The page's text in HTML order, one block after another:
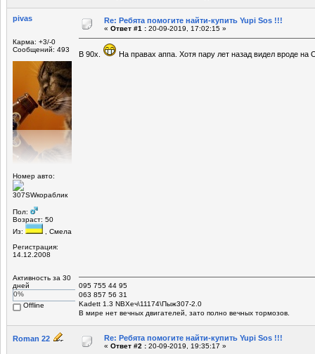
pivas
Карма: +3/-0
Сообщений: 493
Номер авто:
307SWкораблик
Пол:
Возраст: 50
Из:
, Смела
Регистрация:
14.12.2008
Активность за 30
дней
0%
Offline
Re: Ребята помогите найти-купить Yupi Sos !!!
« Ответ #1 : 20-09-2019, 17:02:15 »
В 90х. На правах аппа. Хотя пару лет назад видел вроде на
095 755 44 95
063 857 56 31
Kadett 1.3 NBХеч\11174\Пыж307-2.0
В мире нет вечных двигателей, зато полно вечных тормозов.
Roman 22 Re: Ребята помогите найти-купить Yupi Sos !!!
« Ответ #2 : 20-09-2019, 19:35:17 »